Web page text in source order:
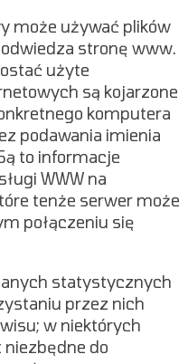
może używać plików
stronę www.
użyte
są kojarzone
komputera
podawania imienia
to informacje
WWW na
tenże serwer może
połączeniu się
statystycznych
przez nich
w niektórych
do